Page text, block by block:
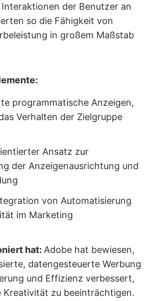
der Benutzer an
so die Fähigkeit von
in großem Maßstab
programmatische Anzeigen,
Verhalten der Zielgruppe
Ansatz zur
der Anzeigenausrichtung und
von Automatisierung
im Marketing
hat: Adobe hat bewiesen,
datengesteuerte Werbung
und Effizienz verbessert,
Kreativität zu beeinträchtigen.